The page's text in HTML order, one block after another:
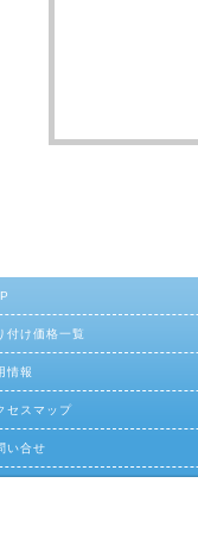
付け価格一覧
情報
セスマップ
い合せ